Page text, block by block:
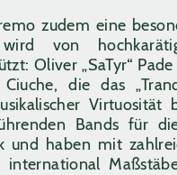
zudem eine
von
Oliver „SaTyr“
die das
Virtuosität
Bands für
und haben mit